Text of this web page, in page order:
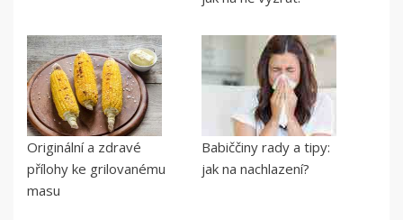
Originální a zdravé
přílohy ke grilovanému
masu
Babiččiny rady a tipy:
jak na nachlazení?